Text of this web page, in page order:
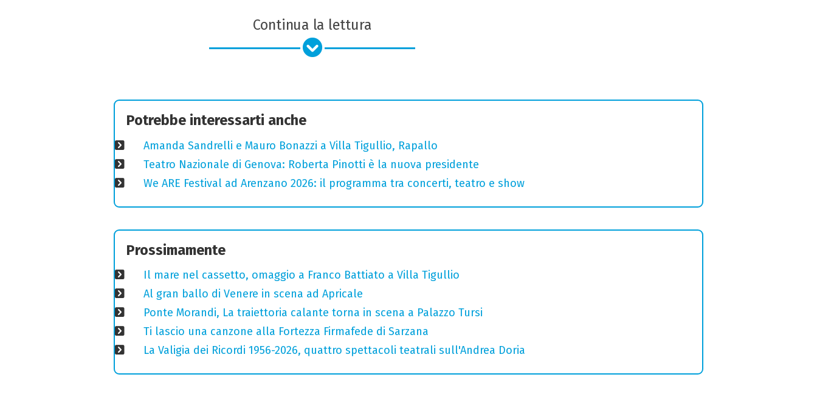
Continua la lettura
Potrebbe interessarti anche
Amanda Sandrelli e Mauro Bonazzi a Villa Tigullio, Rapallo
Teatro Nazionale di Genova: Roberta Pinotti è la nuova presidente
We ARE Festival ad Arenzano 2026: il programma tra concerti, teatro e show
Prossimamente
Il mare nel cassetto, omaggio a Franco Battiato a Villa Tigullio
Al gran ballo di Venere in scena ad Apricale
Ponte Morandi, La traiettoria calante torna in scena a Palazzo Tursi
Ti lascio una canzone alla Fortezza Firmafede di Sarzana
La Valigia dei Ricordi 1956-2026, quattro spettacoli teatrali sull'Andrea Doria